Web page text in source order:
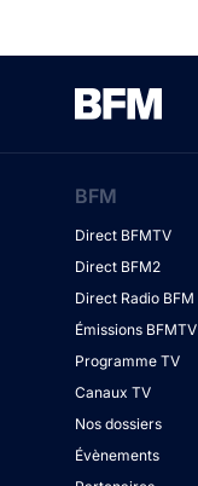
BFM
Direct BFMTV
Direct BFM2
Direct Radio BFM
Émissions BFMTV
Programme TV
Canaux TV
Nos dossiers
Évènements